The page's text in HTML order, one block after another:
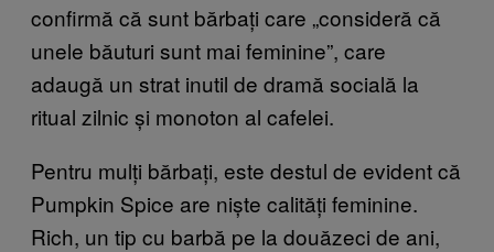
confirmă că sunt bărbați care „consideră că
unele băuturi sunt mai feminine”, care
adaugă un strat inutil de dramă socială la
ritual zilnic și monoton al cafelei.
Pentru mulți bărbați, este destul de evident că
Pumpkin Spice are niște calități feminine.
Rich, un tip cu barbă pe la douăzeci de ani,